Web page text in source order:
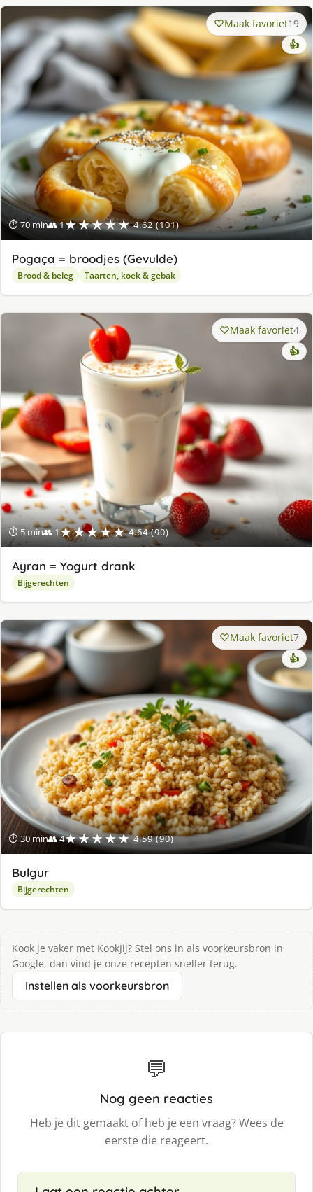
⏱ 70 min👥 1★★★★★ 4.62 (101)
Maak favoriet19
👍
Pogaça = broodjes (Gevulde)
Brood & beleg Taarten, koek & gebak
⏱ 5 min👥 1★★★★★ 4.64 (90)
Maak favoriet4
👍
Ayran = Yogurt drank
Bijgerechten
⏱ 30 min👥 4★★★★★ 4.59 (90)
Maak favoriet7
👍
Bulgur
Bijgerechten
Kook je vaker met KookJij? Stel ons in als voorkeursbron in
Google, dan vind je onze recepten sneller terug.
Instellen als voorkeursbron
💬
Nog geen reacties
Heb je dit gemaakt of heb je een vraag? Wees de
eerste die reageert.